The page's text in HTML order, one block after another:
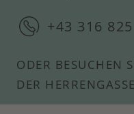
+43 316
ODER BESUCHEN
DER